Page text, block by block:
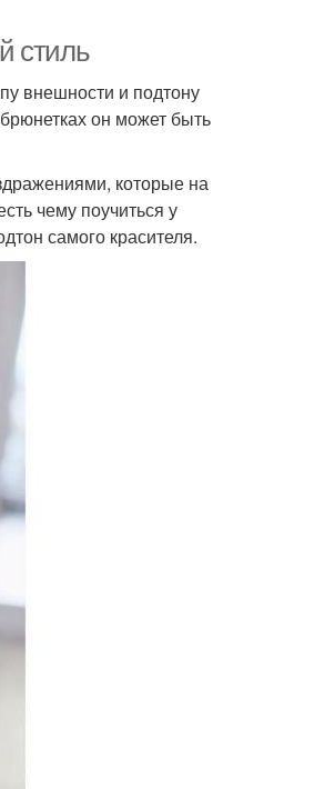
стиль
внешности и подтону
он может быть
которые на
чему поучиться у
самого красителя.